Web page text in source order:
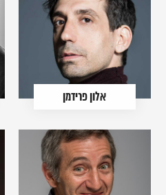
אלון פרידמן